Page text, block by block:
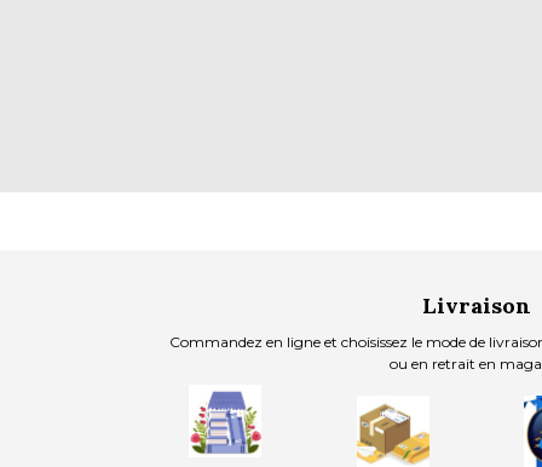
Livraison
Commandez en ligne et choisissez le mode de
ou en retrait en